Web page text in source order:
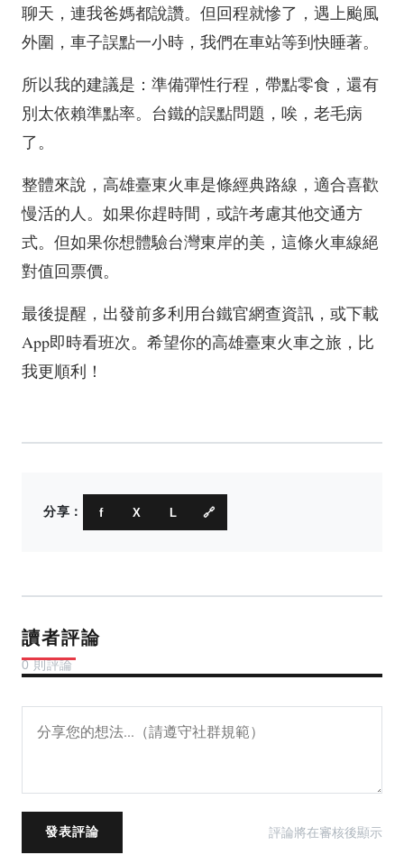
聊天，連我爸媽都說讚。但回程就慘了，遇上颱風
外圍，車子誤點一小時，我們在車站等到快睡著。
所以我的建議是：準備彈性行程，帶點零食，還有
別太依賴準點率。台鐵的誤點問題，唉，老毛病
了。
整體來說，高雄臺東火車是條經典路線，適合喜歡
慢活的人。如果你趕時間，或許考慮其他交通方
式。但如果你想體驗台灣東岸的美，這條火車線絕
對值回票價。
最後提醒，出發前多利用台鐵官網查資訊，或下載
App即時看班次。希望你的高雄臺東火車之旅，比
我更順利！
分享： f X L 🔗
讀者評論
0 則評論
發表評論 評論將在審核後顯示